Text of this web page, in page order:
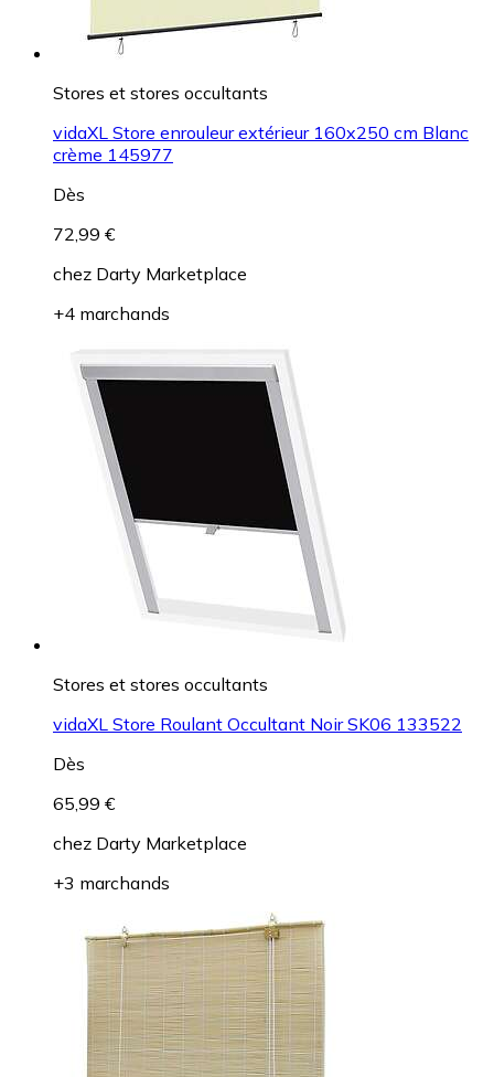
Stores et stores occultants
vidaXL Store enrouleur extérieur 160x250 cm Blanc
crème 145977
Dès
72,99 €
chez Darty Marketplace
+4 marchands
Stores et stores occultants
vidaXL Store Roulant Occultant Noir SK06 133522
Dès
65,99 €
chez Darty Marketplace
+3 marchands